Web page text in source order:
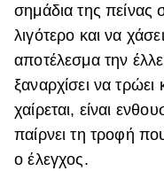
σημάδια της πείνας
λιγότερο και να
αποτέλεσμα την
ξαναρχίσει να
χαίρεται, είναι
παίρνει τη τροφή
ο έλεγχος.